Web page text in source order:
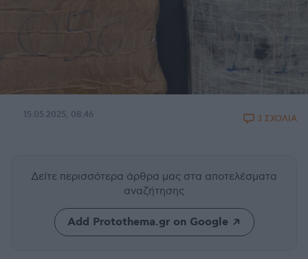
15.05.2025, 08:46 3 ΣΧΟΛΙΑ
Δείτε περισσότερα άρθρα μας στα αποτελέσματα
αναζήτησης
Add Protothema.gr on Google